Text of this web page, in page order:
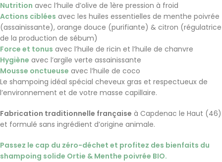
Nutrition avec l’huile d’olive de 1ère pression à froid
Actions ciblées avec les huiles essentielles de menthe poivrée
(assainissante), orange douce (purifiante) & citron (régulatrice
de la production de sébum)
Force et tonus avec l’huile de ricin et l’huile de chanvre
Hygiène avec l’argile verte assainissante
Mousse onctueuse avec l’huile de coco
Le shampoing idéal spécial cheveux gras et respectueux de
l’environnement et de votre masse capillaire.
Fabrication traditionnelle française à Capdenac le Haut (46)
et formulé sans ingrédient d’origine animale.
Passez le cap du zéro-déchet et profitez des bienfaits du
shampoing solide Ortie & Menthe poivrée BIO.